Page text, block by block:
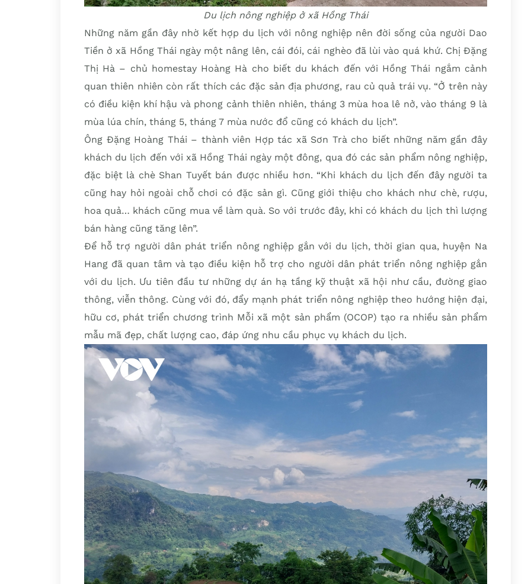
Du lịch nông nghiệp ở xã Hồng Thái
Những năm gần đây nhờ kết hợp du lịch với nông nghiệp nên đời sống của người Dao
Tiền ở xã Hồng Thái ngày một nâng lên, cái đói, cái nghèo đã lùi vào quá khứ. Chị Đặng
Thị Hà – chủ homestay Hoàng Hà cho biết du khách đến với Hồng Thái ngắm cảnh
quan thiên nhiên còn rất thích các đặc sản địa phương, rau củ quả trái vụ. “Ở trên này
có điều kiện khí hậu và phong cảnh thiên nhiên, tháng 3 mùa hoa lê nở, vào tháng 9 là
mùa lúa chín, tháng 5, tháng 7 mùa nước đổ cũng có khách du lịch”.
Ông Đặng Hoàng Thái – thành viên Hợp tác xã Sơn Trà cho biết những năm gần đây
khách du lịch đến với xã Hồng Thái ngày một đông, qua đó các sản phẩm nông nghiệp,
đặc biệt là chè Shan Tuyết bán được nhiều hơn. “Khi khách du lịch đến đây người ta
cũng hay hỏi ngoài chỗ chơi có đặc sản gì. Cũng giới thiệu cho khách như chè, rượu,
hoa quả… khách cũng mua về làm quà. So với trước đây, khi có khách du lịch thì lượng
bán hàng cũng tăng lên”.
Để hỗ trợ người dân phát triển nông nghiệp gắn với du lịch, thời gian qua, huyện Na
Hang đã quan tâm và tạo điều kiện hỗ trợ cho người dân phát triển nông nghiệp gắn
với du lịch. Ưu tiên đầu tư những dự án hạ tầng kỹ thuật xã hội như cầu, đường giao
thông, viễn thông. Cùng với đó, đẩy mạnh phát triển nông nghiệp theo hướng hiện đại,
hữu cơ, phát triển chương trình Mỗi xã một sản phẩm (OCOP) tạo ra nhiều sản phẩm
mẫu mã đẹp, chất lượng cao, đáp ứng nhu cầu phục vụ khách du lịch.